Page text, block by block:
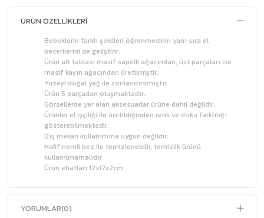
ÜRÜN ÖZELLIKLERI
Bebeklerin farklı şekilleri öğrenmesinin yanı sıra el
becerilerini de geliştirir.
Ürün alt tablası masif sapelli ağacından, üst parçaları ise
masif kayın ağacından üretilmiştir.
Yüzeyi doğal yağ ile sonlandırılmıştır.
Ürün 5 parçadan oluşmaktadır.
Görsellerde yer alan aksesuarlar ürüne dahil değildir.
Ürünler el işçiliği ile üretildiğinden renk ve doku farklılığı
gösterebilmektedir.
Dış mekan kullanımına uygun değildir.
Hafif nemli bez ile temizlenebilir, temizlik ürünü
kullanılmamalıdır.
Ürün ebatları 12x12x2cm
YORUMLAR(0)